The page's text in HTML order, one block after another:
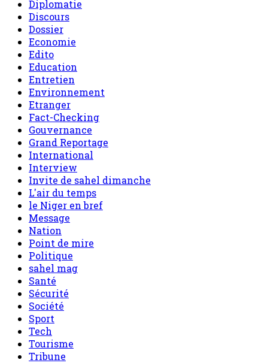
Diplomatie
Discours
Dossier
Economie
Edito
Education
Entretien
Environnement
Etranger
Fact-Checking
Gouvernance
Grand Reportage
International
Interview
Invite de sahel dimanche
L'air du temps
le Niger en bref
Message
Nation
Point de mire
Politique
sahel mag
Santé
Sécurité
Société
Sport
Tech
Tourisme
Tribune